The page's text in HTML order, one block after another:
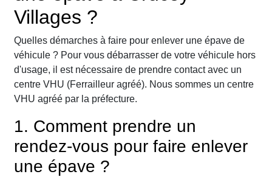
Villages ?
Quelles démarches à faire pour enlever une épave de
véhicule ? Pour vous débarrasser de votre véhicule hors
d'usage, il est nécessaire de prendre contact avec un
centre VHU (Ferrailleur agréé). Nous sommes un centre
VHU agréé par la préfecture.
1. Comment prendre un
rendez-vous pour faire enlever
une épave ?